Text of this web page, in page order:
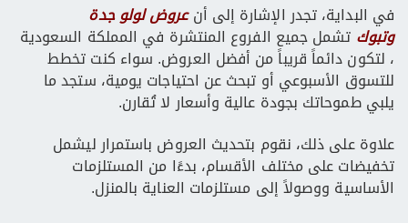
في البداية، تجدر الإشارة إلى أنعروض لولو جدة
وتبوك تشمل جميع الفروع المنتشرة في المملكة السعودية
، لتكون دائماً قريباً من أفضل العروض. سواء كنت تخطط
للتسوق الأسبوعي أو تبحث عن احتياجات يومية، ستجد ما
يلبي طموحاتك بجودة عالية وأسعار لا تُقارن.
علاوة على ذلك، نقوم بتحديث العروض باستمرار ليشمل
تخفيضات على مختلف الأقسام، بدءًا من المستلزمات
الأساسية ووصولاً إلى مستلزمات العناية بالمنزل.